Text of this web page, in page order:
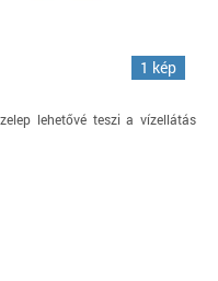
1 kép
lehetővé teszi a vízellátás